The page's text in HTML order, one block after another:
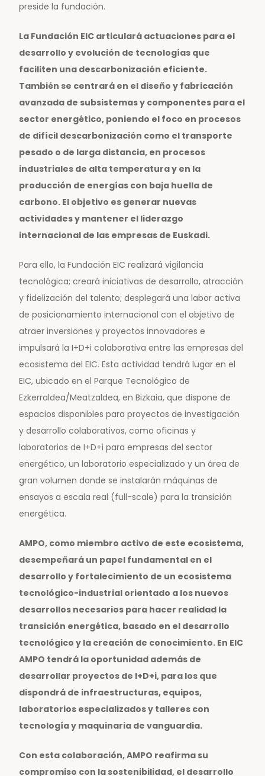
preside la fundación.
La Fundación EIC articulará actuaciones para el
desarrollo y evolución de tecnologías que
faciliten una descarbonización eficiente.
También se centrará en el diseño y fabricación
avanzada de subsistemas y componentes para el
sector energético, poniendo el foco en procesos
de difícil descarbonización como el transporte
pesado o de larga distancia, en procesos
industriales de alta temperatura y en la
producción de energías con baja huella de
carbono. El objetivo es generar nuevas
actividades y mantener el liderazgo
internacional de las empresas de Euskadi.
Para ello, la Fundación EIC realizará vigilancia
tecnológica; creará iniciativas de desarrollo, atracción
y fidelización del talento; desplegará una labor activa
de posicionamiento internacional con el objetivo de
atraer inversiones y proyectos innovadores e
impulsará la I+D+i colaborativa entre las empresas del
ecosistema del EIC. Esta actividad tendrá lugar en el
EIC, ubicado en el Parque Tecnológico de
Ezkerraldea/Meatzaldea, en Bizkaia, que dispone de
espacios disponibles para proyectos de investigación
y desarrollo colaborativos, como oficinas y
laboratorios de I+D+i para empresas del sector
energético, un laboratorio especializado y un área de
gran volumen donde se instalarán máquinas de
ensayos a escala real (full-scale) para la transición
energética.
AMPO, como miembro activo de este ecosistema,
desempeñará un papel fundamental en el
desarrollo y fortalecimiento de un ecosistema
tecnológico-industrial orientado a los nuevos
desarrollos necesarios para hacer realidad la
transición energética, basado en el desarrollo
tecnológico y la creación de conocimiento. En EIC
AMPO tendrá la oportunidad además de
desarrollar proyectos de I+D+i, para los que
dispondrá de infraestructuras, equipos,
laboratorios especializados y talleres con
tecnología y maquinaria de vanguardia.
Con esta colaboración, AMPO reafirma su
compromiso con la sostenibilidad, el desarrollo